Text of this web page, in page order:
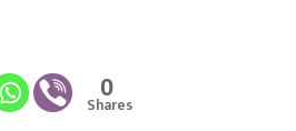
0
Shares